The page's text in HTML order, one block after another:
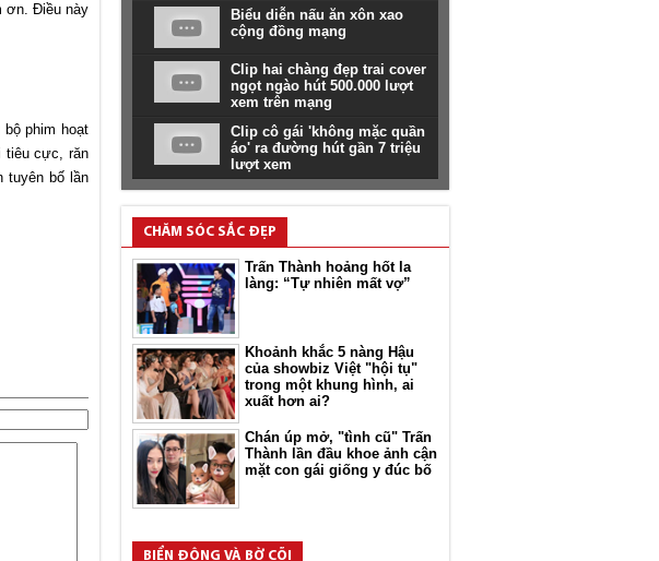
ơn. Điều này
phim hoạt
tiêu cực, răn
tuyên bố lần
Biểu diễn nấu ăn xôn xao
cộng đồng mạng
Clip hai chàng đẹp trai cover
ngọt ngào hút 500.000 lượt
xem trên mạng
Clip cô gái 'không mặc quần
áo' ra đường hút gần 7 triệu
lượt xem
CHĂM SÓC SẮC ĐẸP
Trấn Thành hoảng hốt la
làng: “Tự nhiên mất vợ”
Khoảnh khắc 5 nàng Hậu
của showbiz Việt "hội tụ"
trong một khung hình, ai
xuất hơn ai?
Chán úp mở, "tình cũ" Trấn
Thành lần đầu khoe ảnh cận
mặt con gái giống y đúc bố
BIỂN ĐÔNG VÀ BỜ CÕI